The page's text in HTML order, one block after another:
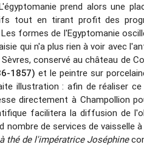
prend alors une
tout en tirant profit des
formes de l'Egyptomanie
qui n'a plus rien à voir avec
conservé au château de
1857) et le peintre sur
illustration : afin de réaliser
directement à Champollion
facilitera la diffusion de
nombre de services de vaisselle
thé de l'impératrice Joséphine